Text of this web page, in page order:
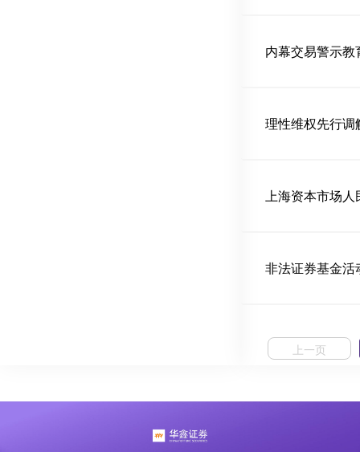
内幕交易警示教
理性维权先行调
上海资本市场
非法证券基金
上一页